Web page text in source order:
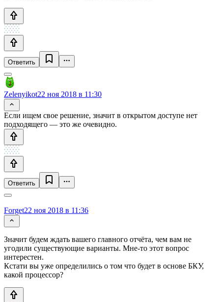
Ответить
Zelenyikot22 ноя 2018 в 11:30
Если ищем свое решение, значит в открытом доступе нет
подходящего — это же очевидно.
Ответить
Forget22 ноя 2018 в 11:36
Значит будем ждать вашего главного отчёта, чем вам не
угодили существующие варианты. Мне-то этот вопрос
интерестен.
Кстати вы уже определились о том что будет в основе БКУ,
какой процессор?